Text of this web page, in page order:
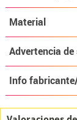
Material
Advertencia
Info